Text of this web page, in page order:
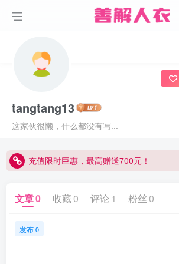
tangtang13
这家伙很懒，什么都没有写...
充值限时巨惠，最高赠送700元！
文章0 收藏 0 评论 1 粉丝 0
发布 0